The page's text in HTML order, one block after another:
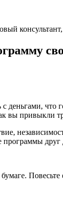
деньгами,
вы привыкли
друг